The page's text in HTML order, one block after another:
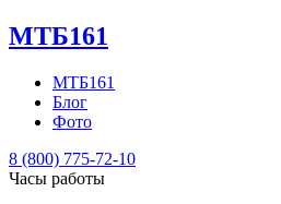
МТБ161
МТБ161
Блог
Фото
8 (800) 775-72-10
Часы работы